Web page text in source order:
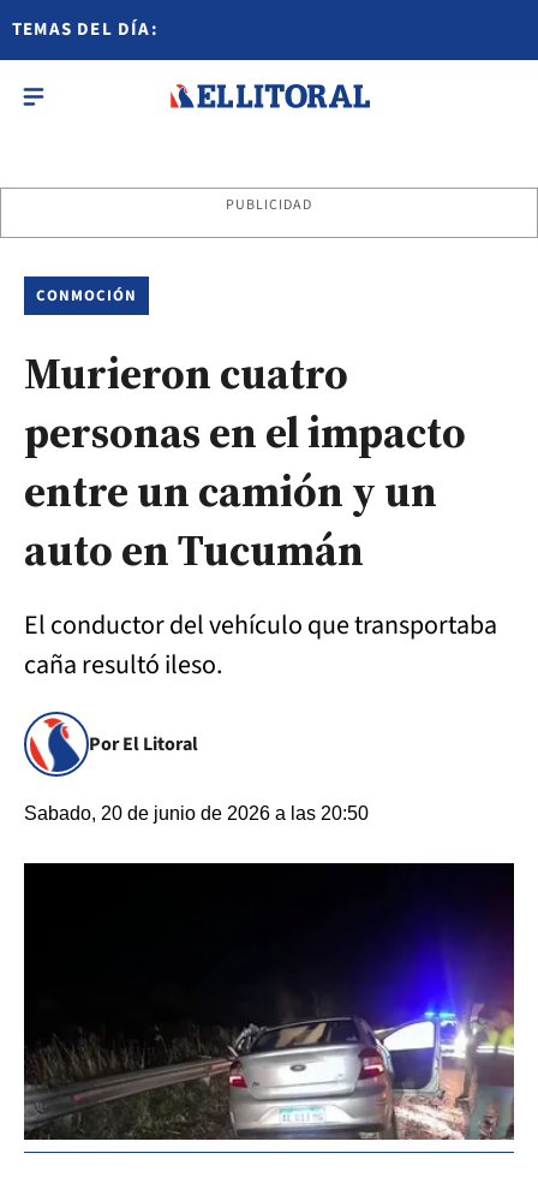
TEMAS DEL DÍA:
PUBLICIDAD
CONMOCIÓN
Murieron cuatro
personas en el impacto
entre un camión y un
auto en Tucumán
El conductor del vehículo que transportaba
caña resultó ileso.
Por El Litoral
Sabado, 20 de junio de 2026 a las 20:50